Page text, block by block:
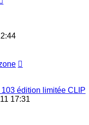
édition limitée CLIP
17:31